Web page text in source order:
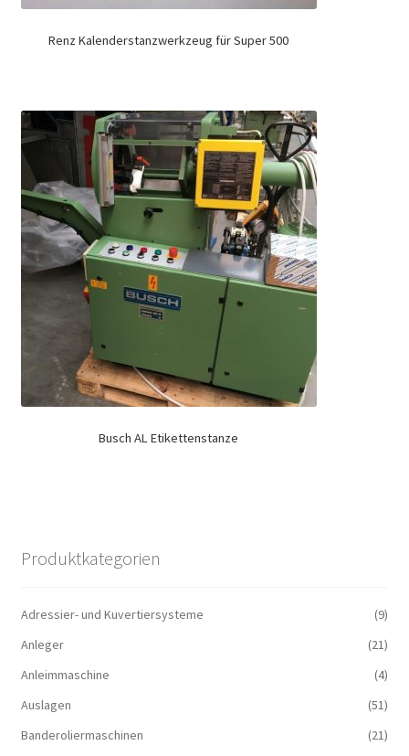
Renz Kalenderstanzwerkzeug für Super 500
Busch AL Etikettenstanze
Produktkategorien
Adressier- und Kuvertiersysteme
(9)
Anleger
(21)
Anleimmaschine
(4)
Auslagen
(51)
Banderoliermaschinen
(21)